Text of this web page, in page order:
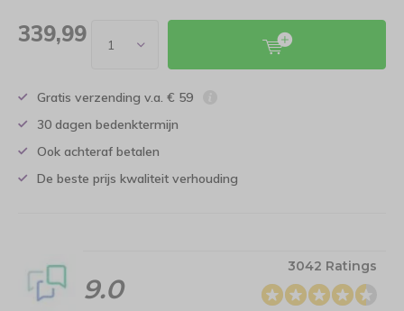
339,99
Gratis verzending v.a. € 59
30 dagen bedenktermijn
Ook achteraf betalen
De beste prijs kwaliteit verhouding
9.0
3042 Ratings